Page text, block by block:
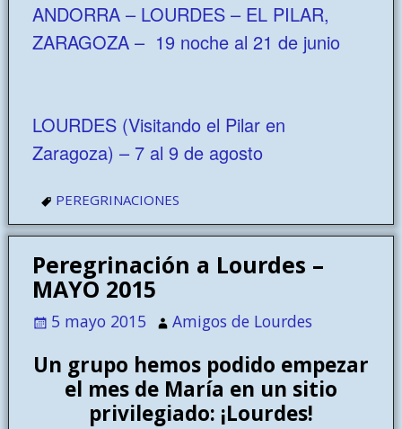
ANDORRA – LOURDES – EL PILAR,
ZARAGOZA – 19 noche al 21 de junio
LOURDES (Visitando el Pilar en
Zaragoza) – 7 al 9 de agosto
PEREGRINACIONES
Peregrinación a Lourdes –
MAYO 2015
5 mayo 2015 Amigos de Lourdes
Un grupo hemos podido empezar
el mes de María en un sitio
privilegiado: ¡Lourdes!